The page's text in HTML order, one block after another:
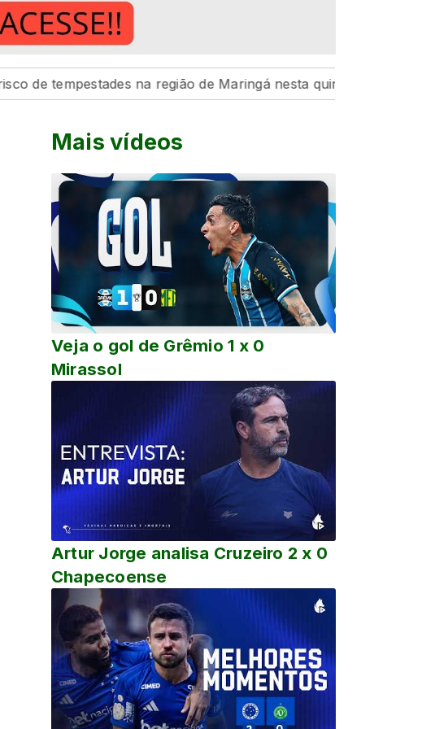
na região de Maringá nesta quinta-feira, 6
Mais vídeos
Veja o gol de Grêmio 1 x 0
Mirassol
Artur Jorge analisa Cruzeiro 2 x 0
Chapecoense